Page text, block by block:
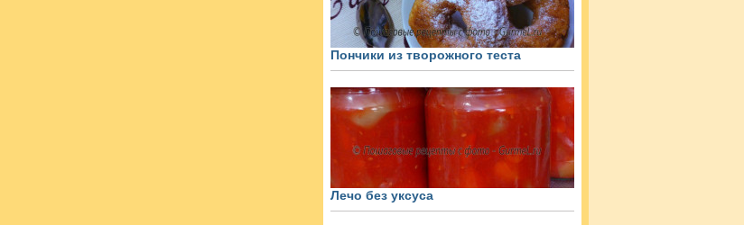
Пончики из творожного теста
Лечо без уксуса